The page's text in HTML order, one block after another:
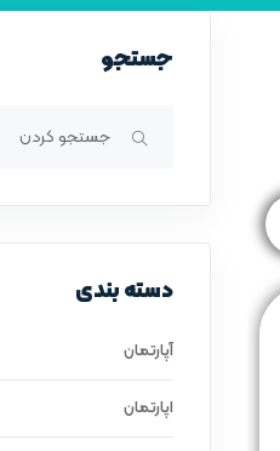
جستجو
دسته بندی
آپارتمان
اپارتمان